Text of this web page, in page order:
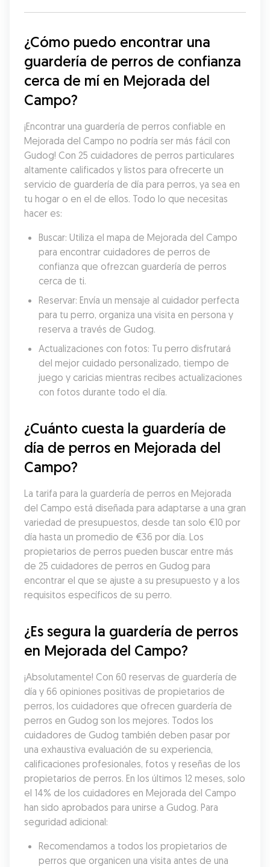
¿Cómo puedo encontrar una
guardería de perros de confianza
cerca de mí en Mejorada del
Campo?
¡Encontrar una guardería de perros confiable en
Mejorada del Campo no podría ser más fácil con
Gudog! Con 25 cuidadores de perros particulares
altamente calificados y listos para ofrecerte un
servicio de guardería de día para perros, ya sea en
tu hogar o en el de ellos. Todo lo que necesitas
hacer es:
Buscar: Utiliza el mapa de Mejorada del Campo
para encontrar cuidadores de perros de
confianza que ofrezcan guardería de perros
cerca de ti.
Reservar: Envía un mensaje al cuidador perfecta
para tu perro, organiza una visita en persona y
reserva a través de Gudog.
Actualizaciones con fotos: Tu perro disfrutará
del mejor cuidado personalizado, tiempo de
juego y caricias mientras recibes actualizaciones
con fotos durante todo el día.
¿Cuánto cuesta la guardería de
día de perros en Mejorada del
Campo?
La tarifa para la guardería de perros en Mejorada
del Campo está diseñada para adaptarse a una gran
variedad de presupuestos, desde tan solo €10 por
día hasta un promedio de €36 por día. Los
propietarios de perros pueden buscar entre más
de 25 cuidadores de perros en Gudog para
encontrar el que se ajuste a su presupuesto y a los
requisitos específicos de su perro.
¿Es segura la guardería de perros
en Mejorada del Campo?
¡Absolutamente! Con 60 reservas de guardería de
día y 66 opiniones positivas de propietarios de
perros, los cuidadores que ofrecen guardería de
perros en Gudog son los mejores. Todos los
cuidadores de Gudog también deben pasar por
una exhaustiva evaluación de su experiencia,
calificaciones profesionales, fotos y reseñas de los
propietarios de perros. En los últimos 12 meses, solo
el 14% de los cuidadores en Mejorada del Campo
han sido aprobados para unirse a Gudog. Para
seguridad adicional:
Recomendamos a todos los propietarios de
perros que organicen una visita antes de una